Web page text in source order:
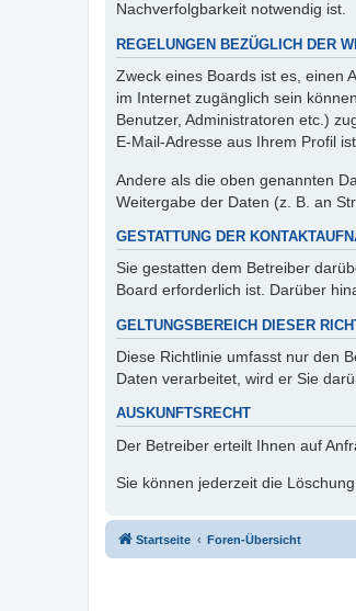
Nachverfolgbarkeit notwendig ist.
REGELUNGEN BEZÜGLICH DER
Zweck eines Boards ist es, einen
im Internet zugänglich sein
Benutzer, Administratoren etc.)
E-Mail-Adresse aus Ihrem Profil
Andere als die oben genannten
Weitergabe der Daten (z. B. an
GESTATTUNG DER
Sie gestatten dem Betreiber
Board erforderlich ist. Darüber
GELTUNGSBEREICH DIESER
Diese Richtlinie umfasst nur den
Daten verarbeitet, wird er Sie
AUSKUNFTSRECHT
Der Betreiber erteilt Ihnen auf
Sie können jederzeit die
Startseite Foren-Übersicht